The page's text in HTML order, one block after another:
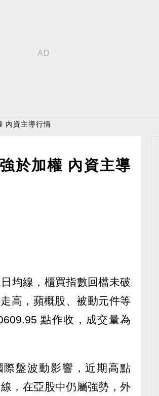
內資主導行情
於加權 內資主導
均線，櫃買指數回檔未破
高，蘋概股、被動元件等
點作收，成交量為
盤波動影響，近期高點
，在亞股中仍屬強勢，外